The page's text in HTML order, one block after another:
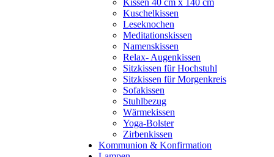
Kissen 40 cm x 140 cm
Kuschelkissen
Leseknochen
Meditationskissen
Namenskissen
Relax- Augenkissen
Sitzkissen für Hochstuhl
Sitzkissen für Morgenkreis
Sofakissen
Stuhlbezug
Wärmekissen
Yoga-Bolster
Zirbenkissen
Kommunion & Konfirmation